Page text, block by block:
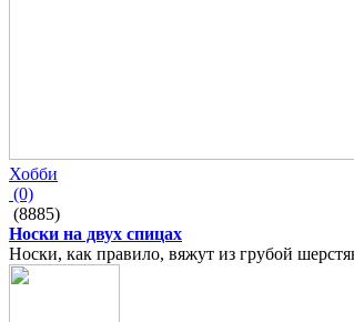
Хобби
(0)
(8885)
Носки на двух спицах
Носки, как правило, вяжут из грубой